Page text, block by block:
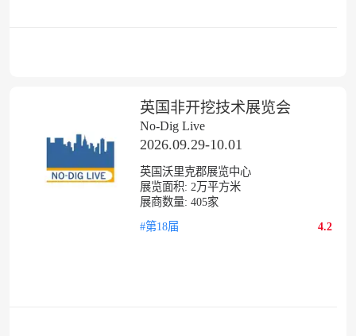
英国非开挖技术展览会
No-Dig Live
2026.09.29-10.01
英国沃里克郡展览中心
展览面积: 2 万平方米
展商数量: 405家
#第18届
4.2